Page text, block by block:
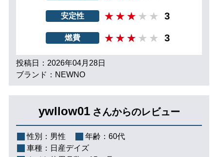
安定性 3
燃費 3
投稿日：2026年04月28日
ブランド：NEWNO
ywllow01 さんからのレビュー
性別： 男性 年齢： 60代
車種： 日産デイズ